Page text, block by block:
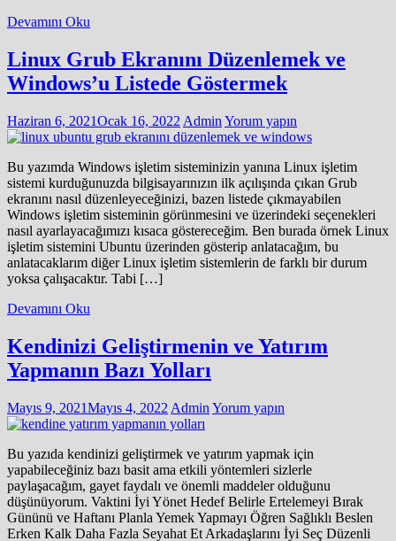
Devamını Oku
Linux Grub Ekranını Düzenlemek ve
Windows’u Listede Göstermek
Haziran 6, 2021Ocak 16, 2022 Admin Yorum yapın
Bu yazımda Windows işletim sisteminizin yanına Linux işletim
sistemi kurduğunuzda bilgisayarınızın ilk açılışında çıkan Grub
ekranını nasıl düzenleyeceğinizi, bazen listede çıkmayabilen
Windows işletim sisteminin görünmesini ve üzerindeki seçenekleri
nasıl ayarlayacağımızı kısaca göstereceğim. Ben burada örnek Linux
işletim sistemini Ubuntu üzerinden gösterip anlatacağım, bu
anlatacaklarım diğer Linux işletim sistemlerin de farklı bir durum
yoksa çalışacaktır. Tabi […]
Devamını Oku
Kendinizi Geliştirmenin ve Yatırım
Yapmanın Bazı Yolları
Mayıs 9, 2021Mayıs 4, 2022 Admin Yorum yapın
Bu yazıda kendinizi geliştirmek ve yatırım yapmak için
yapabileceğiniz bazı basit ama etkili yöntemleri sizlerle
paylaşacağım, gayet faydalı ve önemli maddeler olduğunu
düşünüyorum. Vaktini İyi Yönet Hedef Belirle Ertelemeyi Bırak
Gününü ve Haftanı Planla Yemek Yapmayı Öğren Sağlıklı Beslen
Erken Kalk Daha Fazla Seyahat Et Arkadaşlarını İyi Seç Düzenli